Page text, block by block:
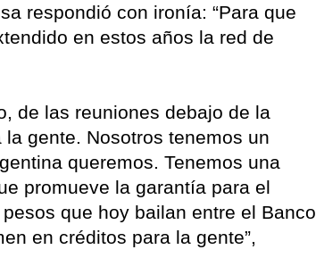
respondió con ironía: “Para que
en estos años la red de
de las reuniones debajo de la
gente. Nosotros tenemos un
queremos. Tenemos una
promueve la garantía para el
que hoy bailan entre el Banco
en créditos para la gente”,